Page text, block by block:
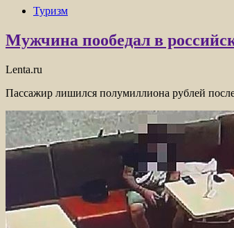
Туризм
Мужчина пообедал в
Lenta.ru
Пассажир лишился полумиллиона рублей